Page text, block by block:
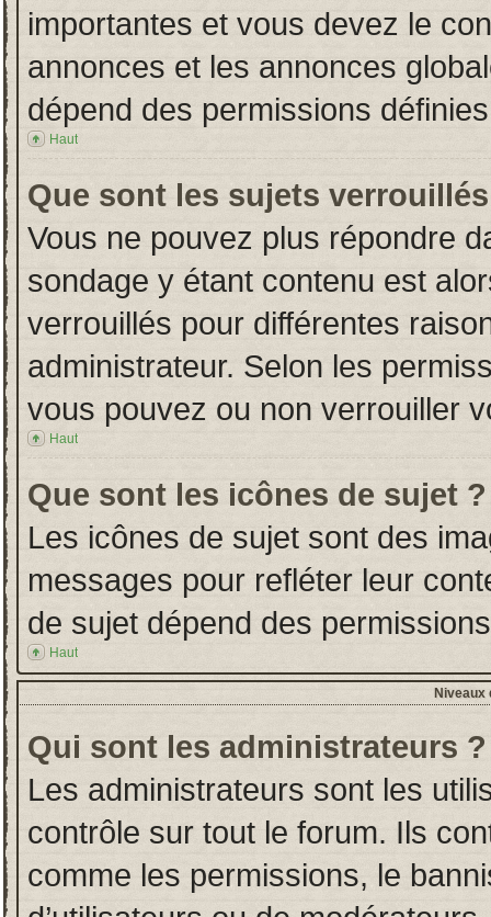
importantes et vous devez le
annonces et les annonces
dépend des permissions
Haut
Que sont les sujets
Vous ne pouvez plus répondre
sondage y étant contenu est
verrouillés pour différentes
administrateur. Selon les
vous pouvez ou non verrouiller
Haut
Que sont les icônes de sujet ?
Les icônes de sujet sont des
messages pour refléter leur
de sujet dépend des
Haut
Niveaux
Qui sont les administrateurs ?
Les administrateurs sont les
contrôle sur tout le forum. Ils
comme les permissions, le